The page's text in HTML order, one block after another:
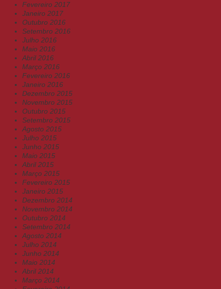
Fevereiro 2017
Janeiro 2017
Outubro 2016
Setembro 2016
Julho 2016
Maio 2016
Abril 2016
Março 2016
Fevereiro 2016
Janeiro 2016
Dezembro 2015
Novembro 2015
Outubro 2015
Setembro 2015
Agosto 2015
Julho 2015
Junho 2015
Maio 2015
Abril 2015
Março 2015
Fevereiro 2015
Janeiro 2015
Dezembro 2014
Novembro 2014
Outubro 2014
Setembro 2014
Agosto 2014
Julho 2014
Junho 2014
Maio 2014
Abril 2014
Março 2014